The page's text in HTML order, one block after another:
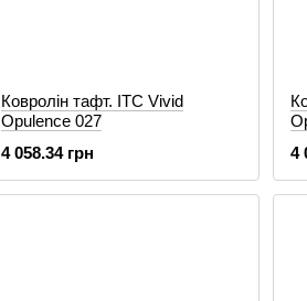
Ковролін тафт. ITC Vivid
Opulence 027
4 058.34 грн
4